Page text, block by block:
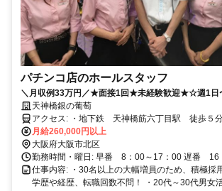
パチンコ店のホールスタッフ
＼月収例33万円／★面接1回★未経験歓迎★☆週1日
当充実
天神橋銀の葡萄
アクセス: ・地下鉄 天神橋筋六丁目駅 徒歩５分 ・JR環状線 天満
橋駅 徒歩５分
月給260,000円以上
大阪府大阪市北区
勤務時間・曜日: 早番 8：00～17：00 遅番 16
仕事内容: ・30名以上の大幅増員のため、積極採
学歴や経歴、転職回数不問！ ・20代～30代男女